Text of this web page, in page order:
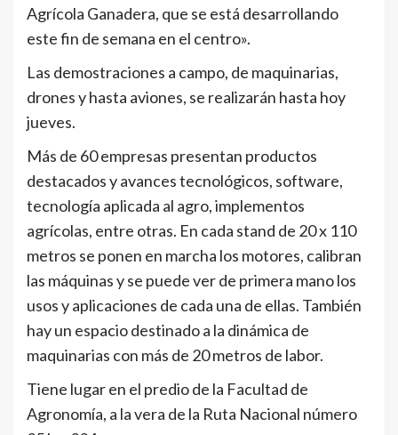
Agrícola Ganadera, que se está desarrollando
este fin de semana en el centro».
Las demostraciones a campo, de maquinarias,
drones y hasta aviones, se realizarán hasta hoy
jueves.
Más de 60 empresas presentan productos
destacados y avances tecnológicos, software,
tecnología aplicada al agro, implementos
agrícolas, entre otras. En cada stand de 20 x 110
metros se ponen en marcha los motores, calibran
las máquinas y se puede ver de primera mano los
usos y aplicaciones de cada una de ellas. También
hay un espacio destinado a la dinámica de
maquinarias con más de 20 metros de labor.
Tiene lugar en el predio de la Facultad de
Agronomía, a la vera de la Ruta Nacional número